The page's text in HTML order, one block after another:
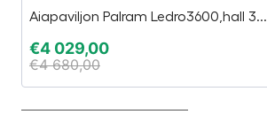
Aiapaviljon Palram Ledro3600,hall 3...
€4 029,00
€4 680,00